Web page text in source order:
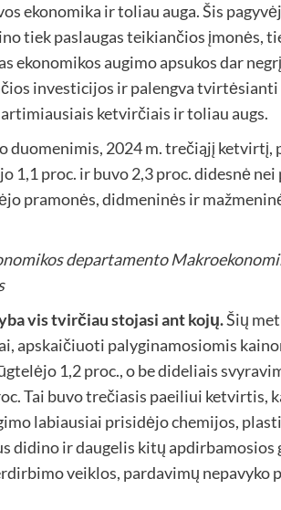
ekonomika ir toliau auga. Šis
tiek paslaugas teikiančios įmonės,
ekonomikos augimo apsukos dar
investicijos ir palengva tvirtėsianti
ketvirčiais ir toliau augs.
duomenimis, 2024 m. trečiąjį ketvirtį,
proc. ir buvo 2,3 proc. didesnė nei
pramonės, didmeninės ir
departamento
vis tvirčiau stojasi ant kojų.Šių
apskaičiuoti palyginamosiomis
1,2 proc., o be dideliais
Tai buvo trečiasis paeiliui ketvirtis,
labiausiai prisidėjo chemijos,
didino ir daugelis kitų apdirbamosios
veiklos, pardavimų nepavyko